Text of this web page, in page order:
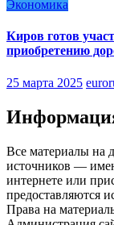
Экономика
Киров готов
приобретению
25 марта 2025
Все материалы на
источников —
интернете или
предоставляются
Права на